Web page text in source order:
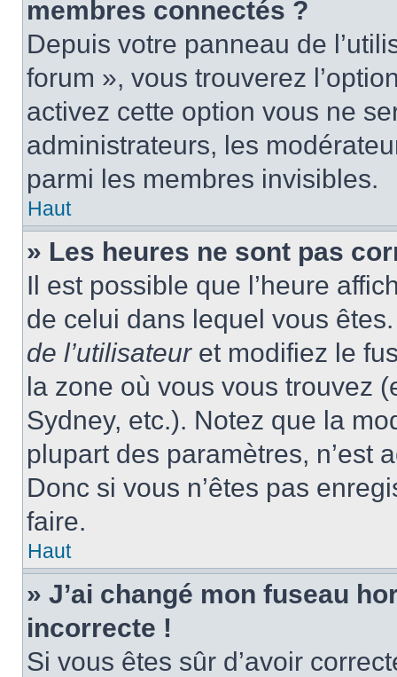
membres connectés ?
Depuis votre panneau de
forum », vous trouverez
activez cette option vous ne
administrateurs, les
parmi les membres invisibles.
Haut
» Les heures ne sont pas
Il est possible que l’heure
de celui dans lequel vous
de l’utilisateuret modifiez le
la zone où vous vous trouvez
Sydney, etc.). Notez que la
plupart des paramètres, n’est
Donc si vous n’êtes pas
faire.
Haut
» J’ai changé mon fuseau
incorrecte !
Si vous êtes sûr d’avoir